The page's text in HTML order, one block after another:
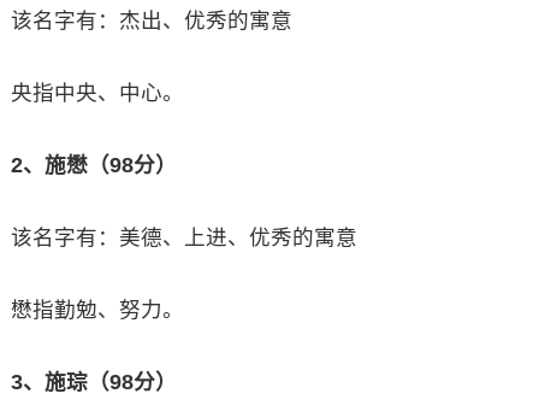
该名字有：杰出、优秀的寓意
央指中央、中心。
2、施懋（98分）
该名字有：美德、上进、优秀的寓意
懋指勤勉、努力。
3、施琮（98分）